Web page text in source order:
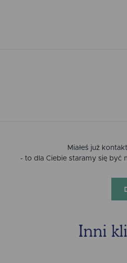
Miałeś już
- to dla Ciebie staramy się być
Inni